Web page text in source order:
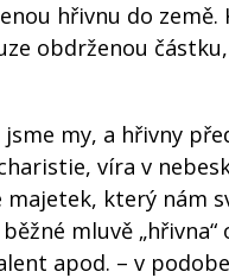
hřivnu do země.
obdrženou
my, a hřivny
víra v
který nám
mluvě „hřivna“
apod. – v